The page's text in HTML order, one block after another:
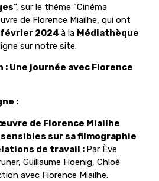
“, sur le thème “Cinéma
de Florence Miailhe, qui ont
2024 à la Médiathèque
sur notre site.
: Une journée avec Florence
:
de Florence Miailhe
sur sa filmographie
de travail : Par Ève
Guillaume Hoenig, Chloé
avec Florence Miailhe.